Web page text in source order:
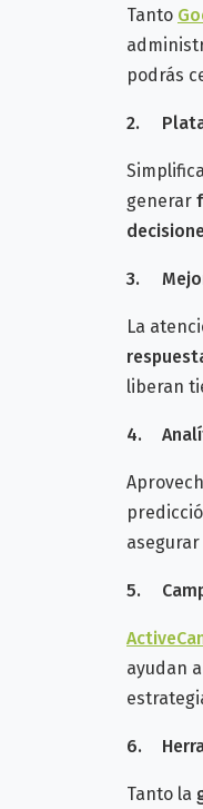
Tanto
podrás
2.
generar
3.
La
liberan
4.
asegurar
5.
ayudan
6.
Tanto la